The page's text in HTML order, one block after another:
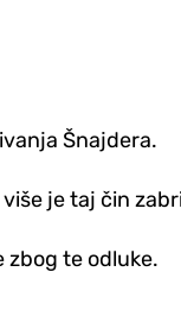
Šnajdera.
je taj čin
zbog te odluke.